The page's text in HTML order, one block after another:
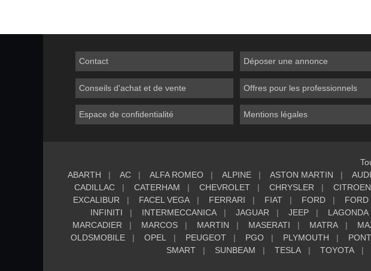
Contact Déposer une annonce
Conseils d'achat et de vente Offres pour les professionnels
Espace de confidentialité Mentions légales
ABARTH
AC ALFA ROMEO ALPINE ASTON MARTIN AUDI
CADILLAC
CATERHAM CHEVROLET CHRYSLER CITROEN
EXCALIBUR
FACEL VEGA FERRARI FIAT FORD FORD
INFINITI
INTERMECCANICA JAGUAR JEEP LAGONDA
MARCADIER
MARCOS MARTIN MASERATI MATRA
OLDSMOBILE
OPEL PEUGEOT PGO PLYMOUTH
SMART
SUNBEAM TESLA TOYOTA